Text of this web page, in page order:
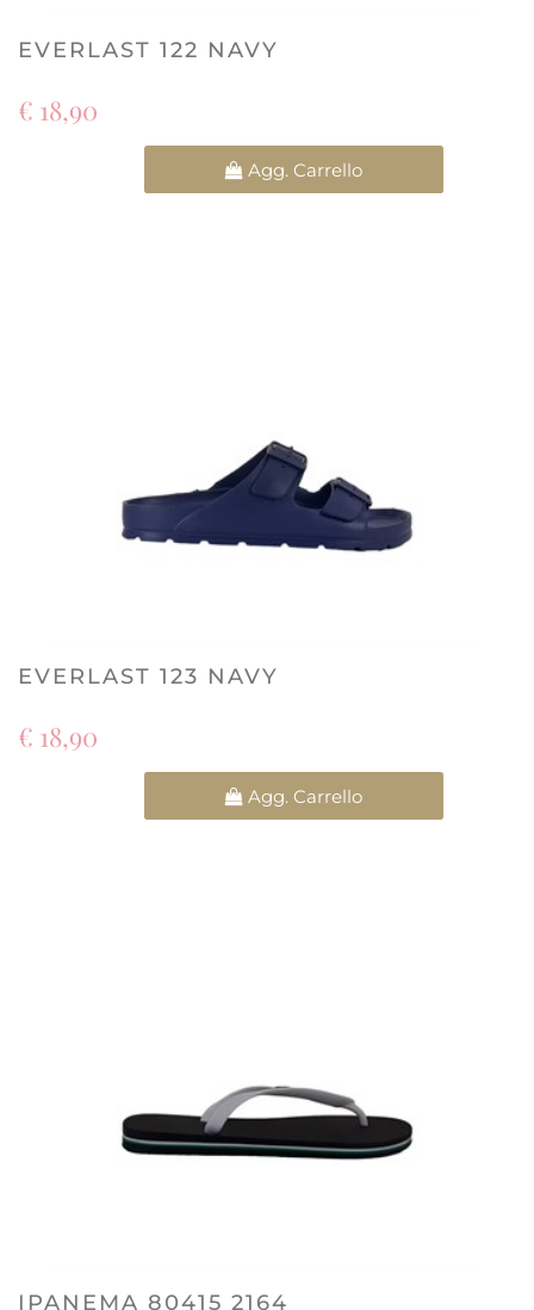
EVERLAST 122 NAVY
€ 18,90
Agg. Carrello
EVERLAST 123 NAVY
€ 18,90
Agg. Carrello
IPANEMA 80415 2164